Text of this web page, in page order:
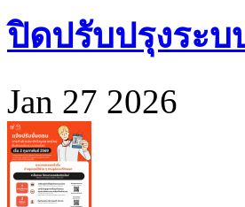
ปิดปรับปรุงระบ
Jan 27 2026